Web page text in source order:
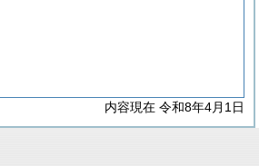
内容現在 令和8年4月1日